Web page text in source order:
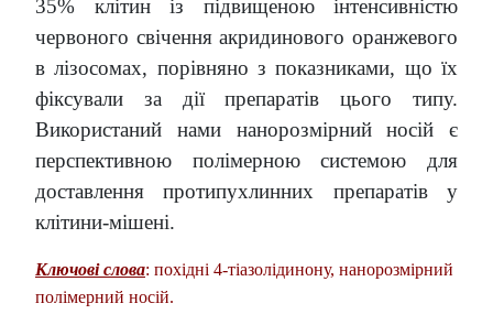
35% клітин із підвищеною інтенсивністю
червоного свічення акридинового оранжевого
в лізосомах, порівняно з показниками, що їх
фіксували за дії препаратів цього типу.
Використаний нами нанорозмірний носій є
перспективною полімерною системою для
доставлення протипухлинних препаратів у
клітини-мішені.
Ключові слова: похідні 4-тіазолідинону, нанорозмірний
полімерний носій.